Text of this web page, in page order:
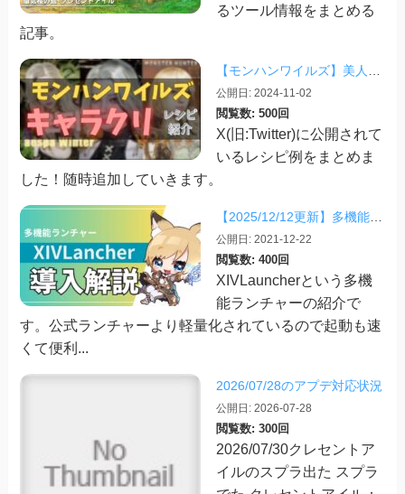
るツール情報をまとめる
記事。
公開日: 2024-11-02
閲覧数: 500回
X(旧:Twitter)に公開されて
いるレシピ例をまとめま
した！随時追加していきます。
【2025/12/12更新】多機能ランチャー「XIVLauncher」の導入方法・使い方について
公開日: 2021-12-22
閲覧数: 400回
XIVLauncherという多機
能ランチャーの紹介で
す。公式ランチャーより軽量化されているので起動も速
くて便利...
2026/07/28のアプデ対応状況
公開日: 2026-07-28
閲覧数: 300回
2026/07/30クレセントア
イルのスプラ出た スプラ